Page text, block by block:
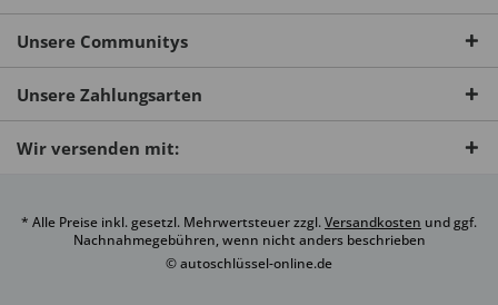
Unsere Communitys
Unsere Zahlungsarten
Wir versenden mit:
* Alle Preise inkl. gesetzl. Mehrwertsteuer zzgl.Versandkosten und ggf.
Nachnahmegebühren, wenn nicht anders beschrieben
© autoschlüssel-online.de